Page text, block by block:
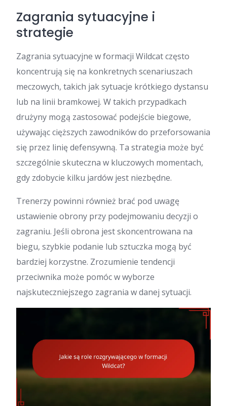
Zagrania sytuacyjne i
strategie
Zagrania sytuacyjne w formacji Wildcat często
koncentrują się na konkretnych scenariuszach
meczowych, takich jak sytuacje krótkiego dystansu
lub na linii bramkowej. W takich przypadkach
drużyny mogą zastosować podejście biegowe,
używając cięższych zawodników do przeforsowania
się przez linię defensywną. Ta strategia może być
szczególnie skuteczna w kluczowych momentach,
gdy zdobycie kilku jardów jest niezbędne.
Trenerzy powinni również brać pod uwagę
ustawienie obrony przy podejmowaniu decyzji o
zagraniu. Jeśli obrona jest skoncentrowana na
biegu, szybkie podanie lub sztuczka mogą być
bardziej korzystne. Zrozumienie tendencji
przeciwnika może pomóc w wyborze
najskuteczniejszego zagrania w danej sytuacji.